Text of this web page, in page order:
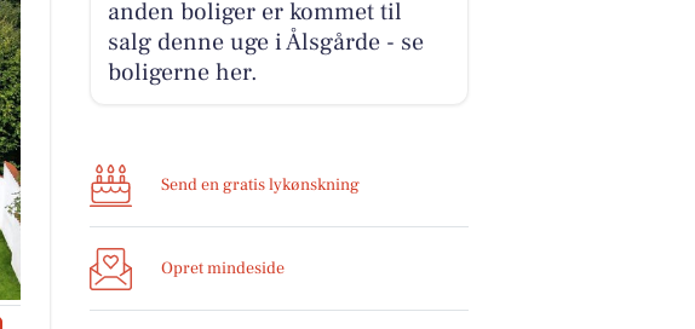
anden boliger er kommet til
salg denne uge i Ålsgårde - se
boligerne her.
Send en gratis lykønskning
Opret mindeside